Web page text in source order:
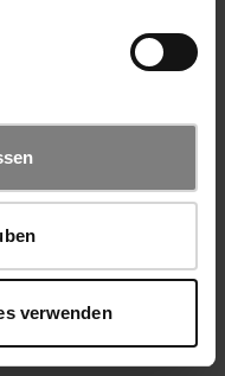
verwenden